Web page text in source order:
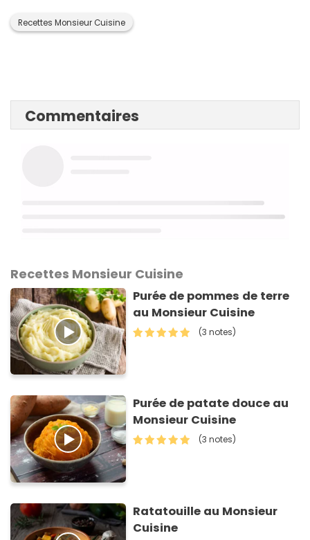
Recettes Monsieur Cuisine
Commentaires
Recettes Monsieur Cuisine
Purée de pommes de terre
au Monsieur Cuisine
(3 notes)
Purée de patate douce au
Monsieur Cuisine
(3 notes)
Ratatouille au Monsieur
Cuisine